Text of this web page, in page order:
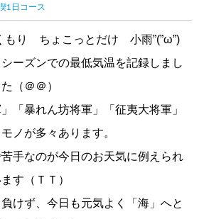
1日コース
もり ちょこっとだけ 小雨”(”ω”)
ーズンでの最低気温を記録しまし
（＠＠）
「暴れん坊将軍」「征夷大将軍」
ノが多々あります。
手なのが今日のお天気に例えられ
す（ＴＴ）
けず、今日も元気よく「海」へと